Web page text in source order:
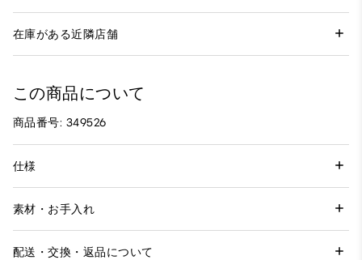
在庫がある近隣店舗
この商品について
商品番号: 349526
仕様
素材・お手入れ
配送・交換・返品について